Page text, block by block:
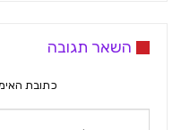
השאר תגובה
כתובת